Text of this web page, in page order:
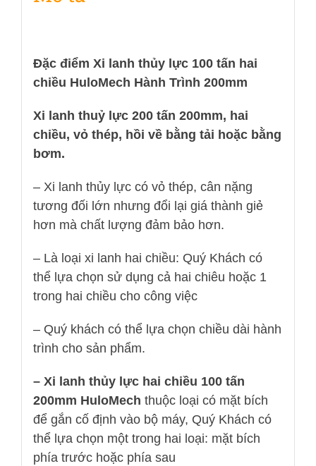
Đặc điểm Xi lanh thủy lực 100 tấn hai
chiều HuloMech Hành Trình 200mm
Xi lanh thuỷ lực 200 tấn 200mm, hai
chiều, vỏ thép, hồi về bằng tải hoặc bằng
bơm.
– Xi lanh thủy lực có vỏ thép, cân nặng
tương đối lớn nhưng đổi lại giá thành giẻ
hơn mà chất lượng đảm bảo hơn.
– Là loại xi lanh hai chiều: Quý Khách có
thể lựa chọn sử dụng cả hai chiêu hoặc 1
trong hai chiều cho công việc
– Quý khách có thể lựa chọn chiều dài hành
trình cho sản phẩm.
– Xi lanh thủy lực hai chiều 100 tấn
200mm HuloMech thuộc loại có mặt bích
để gắn cố định vào bộ máy, Quý Khách có
thể lựa chọn một trong hai loại: mặt bích
phía trước hoặc phía sau